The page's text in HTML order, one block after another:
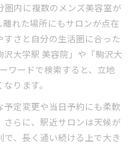
内に複数のメンズ美容室が
れた場所にもサロンが点在
すさと自分の生活圏に合った
大学駅 美容院」や「駒沢大
ワードで検索すると、立地
ります。
定変更や当日予約にも柔軟
らに、駅近サロンは天候が
、長く通い続ける上で大き